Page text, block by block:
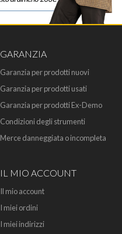
GARANZIA
Garanzia per prodotti nuovi
Garanzia per prodotti usati
Garanzia per prodotti Ex-Demo
Condizioni degli strumenti
Merce danneggiata o incompleta
IL MIO ACCOUNT
Il mio account
I miei ordini
I miei indirizzi